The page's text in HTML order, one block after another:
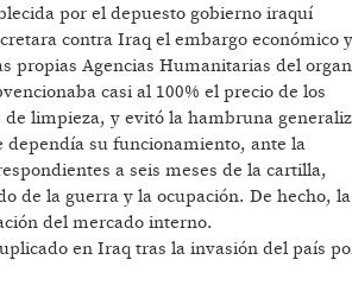
por el depuesto gobierno iraquí
contra Iraq el embargo económico y
propias Agencias Humanitarias del
casi al 100% el precio de los
limpieza, y evitó la hambruna
dependía su funcionamiento, ante la
a seis meses de la cartilla,
de la guerra y la ocupación. De hecho, la
del mercado interno.
en Iraq tras la invasión del país